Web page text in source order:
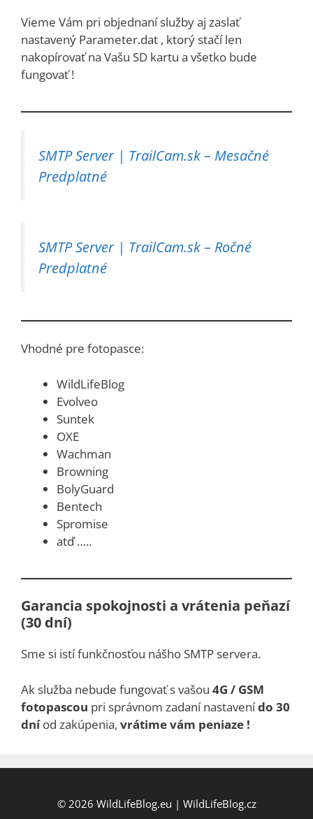
Vieme Vám pri objednaní služby aj zaslať
nastavený Parameter.dat , ktorý stačí len
nakopírovať na Vašu SD kartu a všetko bude
fungovať !
SMTP Server | TrailCam.sk – Mesačné
Predplatné
SMTP Server | TrailCam.sk – Ročné
Predplatné
Vhodné pre fotopasce:
WildLifeBlog
Evolveo
Suntek
OXE
Wachman
Browning
BolyGuard
Bentech
Spromise
atď …..
Garancia spokojnosti a vrátenia peňazí
(30 dní)
Sme si istí funkčnosťou nášho SMTP servera.
Ak služba nebude fungovať s vašou 4G / GSM
fotopascou pri správnom zadaní nastavenído 30
dníod zakúpenia, vrátime vám peniaze !
© 2026 WildLifeBlog.eu | WildLifeBlog.cz